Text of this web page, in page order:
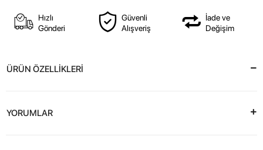
Hızlı
Gönderi
Güvenli
Alışveriş
İade ve
Değişim
ÜRÜN ÖZELLİKLERİ
YORUMLAR